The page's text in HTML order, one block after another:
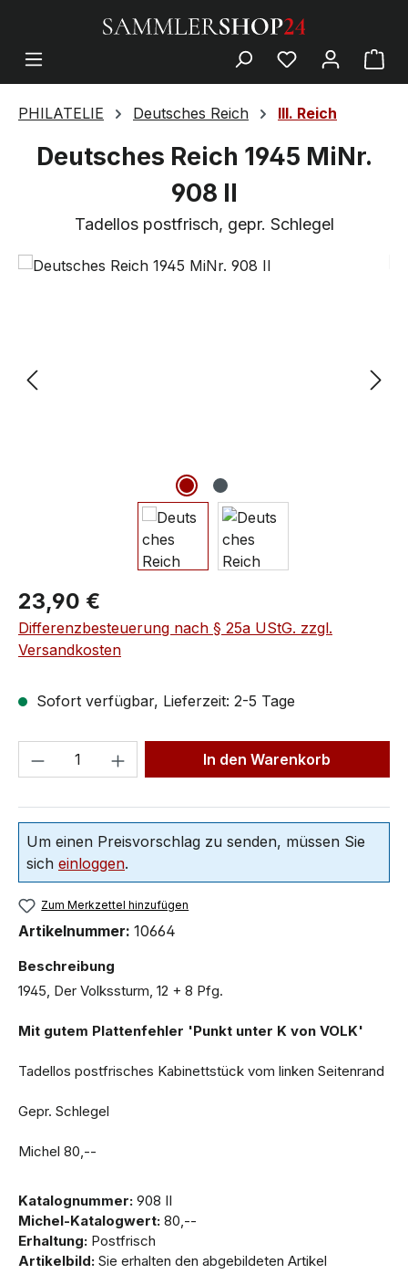
PHILATELIE Deutsches Reich III. Reich
Deutsches Reich 1945 MiNr.
908 II
Tadellos postfrisch, gepr. Schlegel
23,90 €
Differenzbesteuerung nach § 25a UStG. zzgl.
Versandkosten
Sofort verfügbar, Lieferzeit: 2-5 Tage
In den Warenkorb
Um einen Preisvorschlag zu senden, müssen Sie
sich einloggen.
Zum Merkzettel hinzufügen
Artikelnummer: 10664
Beschreibung
1945, Der Volkssturm, 12 + 8 Pfg.
Mit gutem Plattenfehler 'Punkt unter K von VOLK'
Tadellos postfrisches Kabinettstück vom linken Seitenrand
Gepr. Schlegel
Michel 80,--
Katalognummer: 908 II
Michel-Katalogwert: 80,--
Erhaltung: Postfrisch
Artikelbild: Sie erhalten den abgebildeten Artikel